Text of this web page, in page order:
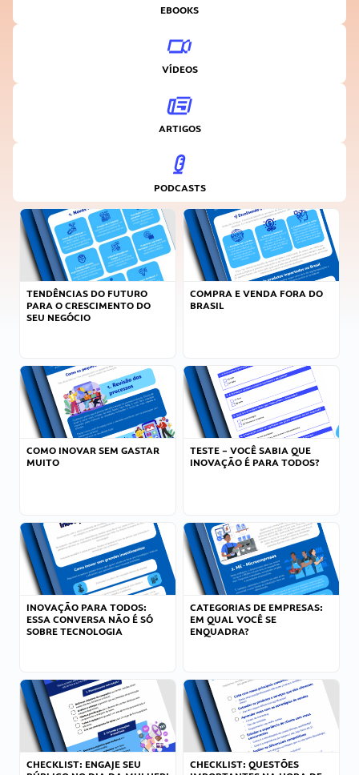
EBOOKS
VÍDEOS
ARTIGOS
PODCASTS
TENDÊNCIAS DO FUTURO
PARA O CRESCIMENTO DO
SEU NEGÓCIO
COMPRA E VENDA FORA DO
BRASIL
COMO INOVAR SEM GASTAR
MUITO
TESTE – VOCÊ SABIA QUE
INOVAÇÃO É PARA TODOS?
INOVAÇÃO PARA TODOS:
ESSA CONVERSA NÃO É SÓ
SOBRE TECNOLOGIA
CATEGORIAS DE EMPRESAS:
EM QUAL VOCÊ SE
ENQUADRA?
CHECKLIST: ENGAJE SEU
CHECKLIST: QUESTÕES